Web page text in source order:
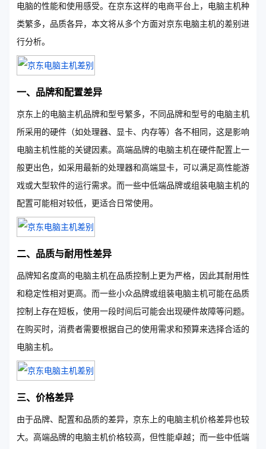
电脑的性能和使用感受。在京东这样的电商平台上，电脑主机种
类繁多，品质各异，本文将从多个方面对京东电脑主机的差别进
行分析。
一、品牌和配置差异
京东上的电脑主机品牌和型号繁多，不同品牌和型号的电脑主机
所采用的硬件（如处理器、显卡、内存等）各不相同，这是影响
电脑主机性能的关键因素。高端品牌的电脑主机在硬件配置上一
般更出色，如采用最新的处理器和高端显卡，可以满足高性能游
戏或大型软件的运行需求。而一些中低端品牌或组装电脑主机的
配置可能相对较低，更适合日常使用。
二、品质与耐用性差异
品牌知名度高的电脑主机在品质控制上更为严格，因此其耐用性
和稳定性相对更高。而一些小众品牌或组装电脑主机可能在品质
控制上存在短板，使用一段时间后可能会出现硬件故障等问题。
在购买时，消费者需要根据自己的使用需求和预算来选择合适的
电脑主机。
三、价格差异
由于品牌、配置和品质的差异，京东上的电脑主机价格差异也较
大。高端品牌的电脑主机价格较高，但性能卓越；而一些中低端